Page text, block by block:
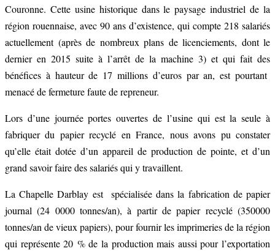
Couronne. Cette usine historique dans le paysage industriel de la
région rouennaise, avec 90 ans d’existence, qui compte 218 salariés
actuellement (après de nombreux plans de licenciements, dont le
dernier en 2015 suite à l’arrêt de la machine 3) et qui fait des
bénéfices à hauteur de 17 millions d’euros par an, est pourtant
menacé de fermeture faute de repreneur.
Lors d’une journée portes ouvertes de l’usine qui est la seule à
fabriquer du papier recyclé en France, nous avons pu constater
qu’elle était dotée d’un appareil de production de pointe, et d’un
grand savoir faire des salariés qui y travaillent.
La Chapelle Darblay est spécialisée dans la fabrication de papier
journal (24 0000 tonnes/an), à partir de papier recyclé (350000
tonnes/an de vieux papiers), pour fournir les imprimeries de la région
qui représente 20 % de la production mais aussi pour l’exportation